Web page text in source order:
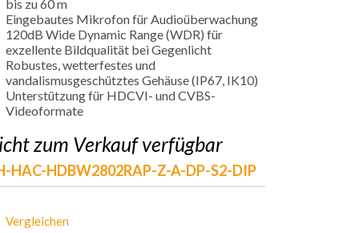
bis zu 60 m
Eingebautes Mikrofon für Audioüberwachung
120dB Wide Dynamic Range (WDR) für
exzellente Bildqualität bei Gegenlicht
Robustes, wetterfestes und
vandalismusgeschütztes Gehäuse (IP67, IK10)
Unterstützung für HDCVI- und CVBS-
Videoformate
zum Verkauf verfügbar
HAC-HDBW2802RAP-Z-A-DP-S2-DIP
Vergleichen